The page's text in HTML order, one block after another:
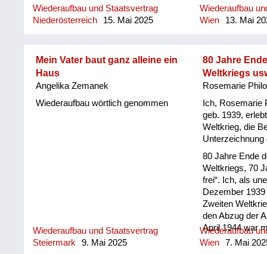
sicher in meiner Einstellung ein
Wendep...
Wiederaufbau und Staatsvertrag
Niederösterreich
15. Mai 2025
Wiederaufbau
Wien
13. Mai
Mein Vater baut ganz alleine ein
Haus
Angelika Zemanek
Wiederaufbau wörtlich genommen
Wiederaufbau und Staatsvertrag
Steiermark
9. Mai 2025
80 Jahre
Weltkriegs
Rosemarie
Ich, Rosemarie
geb. 1939,
Weltkrieg, die
80 Jahre Ende
Weltkriegs, 70
frei“. Ich, als
Dezember
Zweiten
den Abzug der
April 1944 war
evakuiert in
Wiederaufbau
Wien
7. Mai